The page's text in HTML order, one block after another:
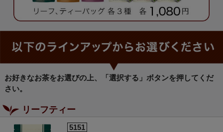
お好きなお茶をお選びの上、「選択する」ボタンを押してくだ
さい。
リーフティー
5151